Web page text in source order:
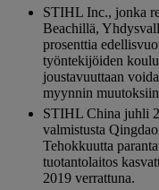
STIHL Inc., jonka
Beachillä,
prosenttia
työntekijöiden
joustavuuttaan
myynnin
STIHL China juhli
valmistusta
Tehokkuutta
tuotantolaitos
2019 verrattuna.